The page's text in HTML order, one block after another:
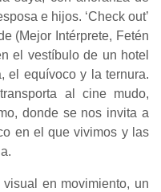
e hijos. ‘Check out’
(Mejor Intérprete, Fetén
el vestíbulo de un hotel
el equívoco y la ternura.
al cine mudo,
donde se nos invita a
en el que vivimos y las
visual en movimiento, un